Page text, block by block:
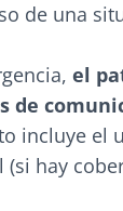
de una
el
de
incluye el
hay